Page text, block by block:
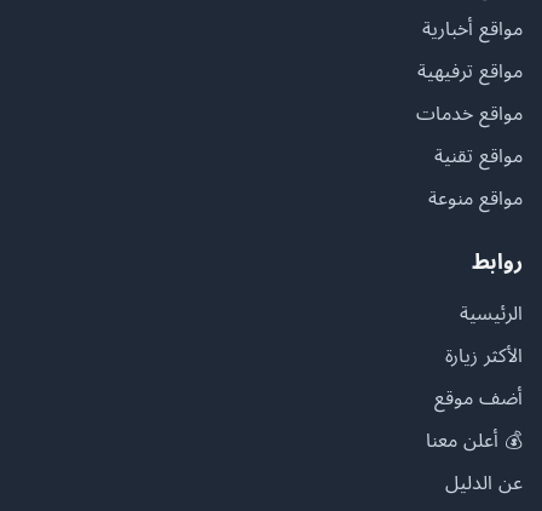
مواقع أخبارية
مواقع ترفيهية
مواقع خدمات
مواقع تقنية
مواقع منوعة
روابط
الرئيسية
الأكثر زيارة
أضف موقع
💰 أعلن معنا
عن الدليل